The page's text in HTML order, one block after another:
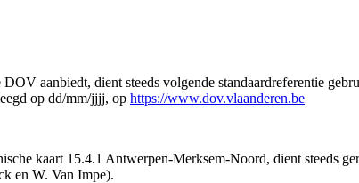
aanbiedt, dient steeds volgende standaardreferentie
op dd/mm/jjjj, op https://www.dov.vlaanderen.be
kaart 15.4.1 Antwerpen-Merksem-Noord, dient steeds
en W. Van Impe).